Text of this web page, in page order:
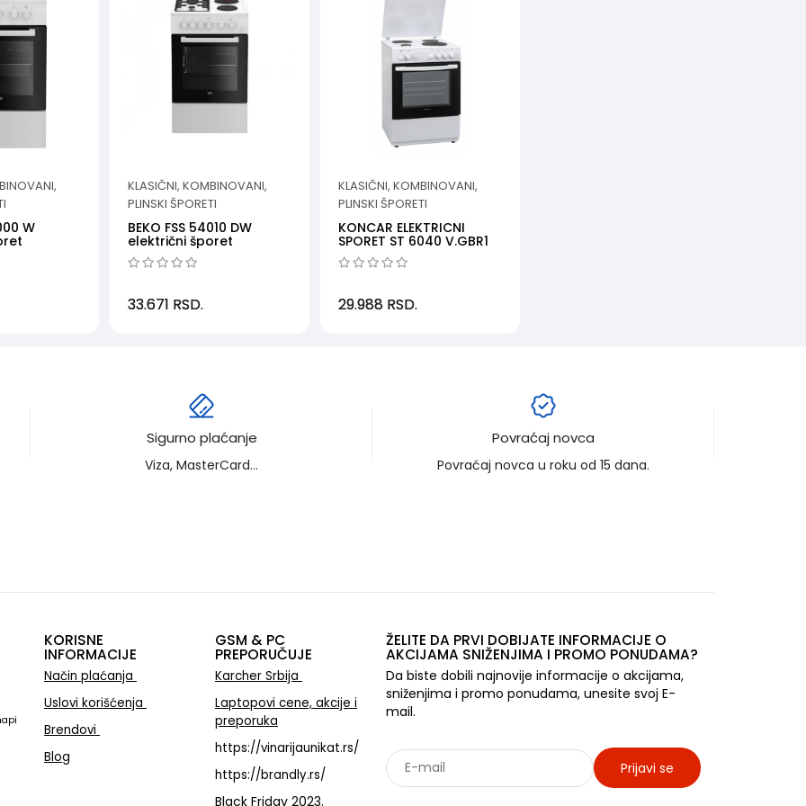
W
KLASIČNI, KOMBINOVANI,
PLINSKI ŠPORETI
BEKO FSS 54010 DW
električni šporet
33.671 RSD.
KLASIČNI, KOMBINOVANI,
PLINSKI ŠPORETI
KONCAR ELEKTRICNI
SPORET ST 6040 V.GBR1
29.988 RSD.
Sigurno plaćanje
Viza, MasterCard...
Povraćaj novca
Povraćaj novca u roku od 15 dana.
KORISNE
INFORMACIJE
Način plaćanja
Uslovi korišćenja
Brendovi
Blog
GSM & PC
PREPORUČUJE
Karcher Srbija
Laptopovi cene, akcije i
preporuka
https://vinarijaunikat.rs/
https://brandly.rs/
Black Friday 2023.
ŽELITE DA PRVI DOBIJATE INFORMACIJE O
AKCIJAMA SNIŽENJIMA I PROMO PONUDAMA?
Da biste dobili najnovije informacije o akcijama,
sniženjima i promo ponudama, unesite svoj E-
mail.
Prijavi se